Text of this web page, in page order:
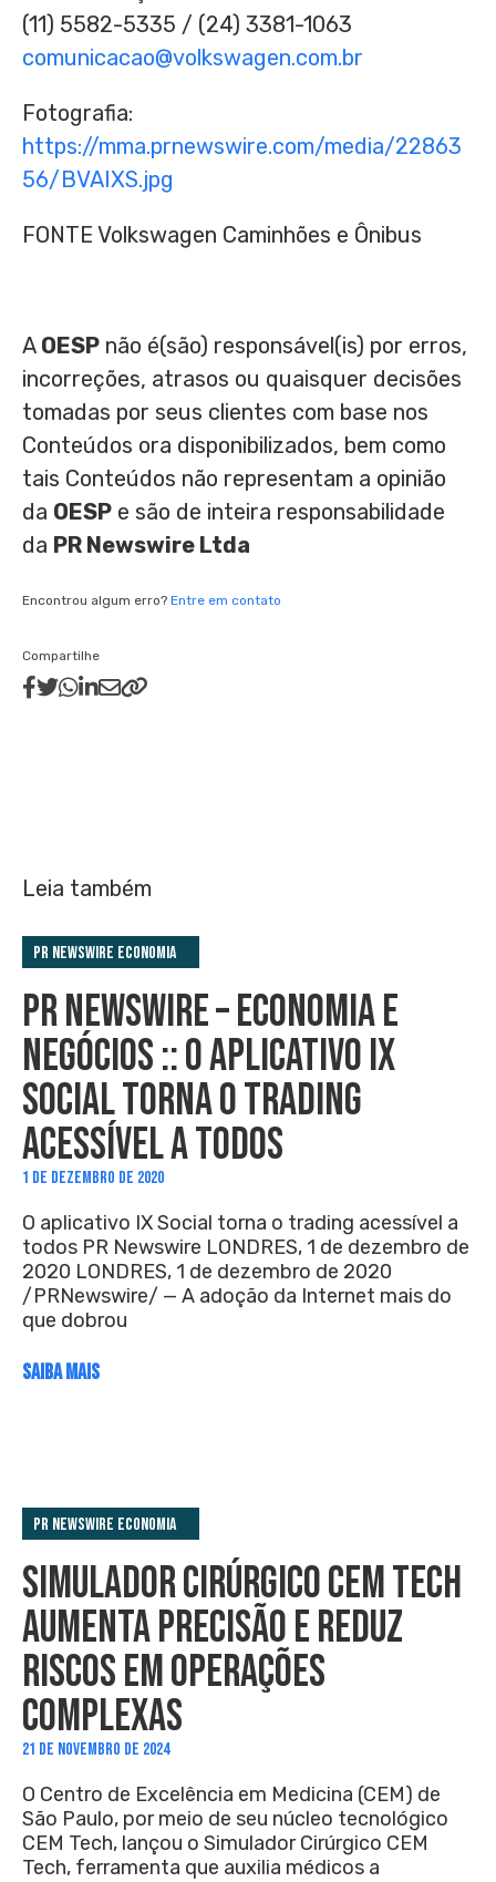
(11) 5582-5335 / (24) 3381-1063
comunicacao@volkswagen.com.br
Fotografia:
https://mma.prnewswire.com/media/22863
56/BVAIXS.jpg
FONTE Volkswagen Caminhões e Ônibus
A OESP não é(são) responsável(is) por erros,
incorreções, atrasos ou quaisquer decisões
tomadas por seus clientes com base nos
Conteúdos ora disponibilizados, bem como
tais Conteúdos não representam a opinião
da OESP e são de inteira responsabilidade
da PR Newswire Ltda
Encontrou algum erro? Entre em contato
Compartilhe
Leia também
PR Newswire Economia
PR NEWSWIRE – ECONOMIA E
NEGÓCIOS :: O APLICATIVO IX
SOCIAL TORNA O TRADING
ACESSÍVEL A TODOS
1 DE DEZEMBRO DE 2020
O aplicativo IX Social torna o trading acessível a
todos PR Newswire LONDRES, 1 de dezembro de
2020 LONDRES, 1 de dezembro de 2020
/PRNewswire/ — A adoção da Internet mais do
que dobrou
SAIBA MAIS
PR Newswire Economia
SIMULADOR CIRÚRGICO CEM TECH
AUMENTA PRECISÃO E REDUZ
RISCOS EM OPERAÇÕES
COMPLEXAS
21 DE NOVEMBRO DE 2024
O Centro de Excelência em Medicina (CEM) de
São Paulo, por meio de seu núcleo tecnológico
CEM Tech, lançou o Simulador Cirúrgico CEM
Tech, ferramenta que auxilia médicos a